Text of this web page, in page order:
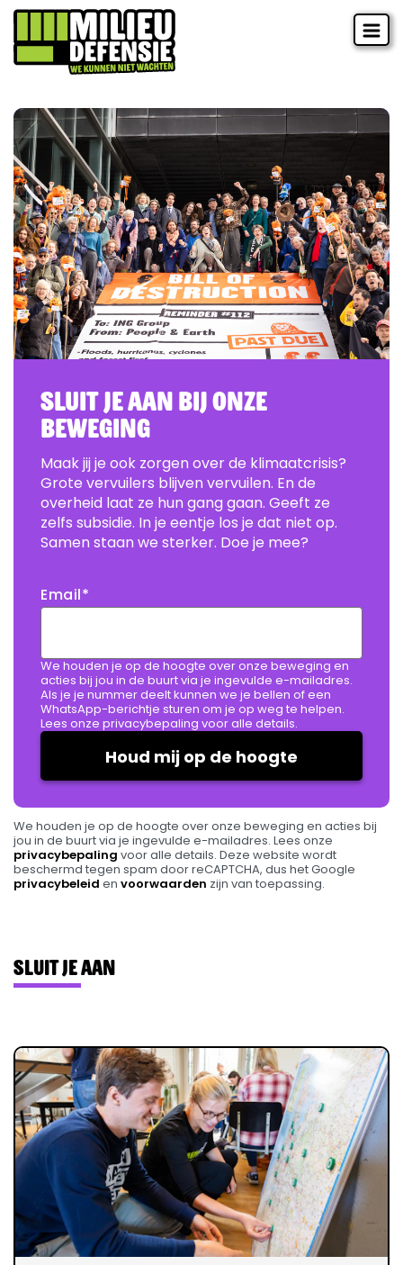
Sluit je aan bij onze
beweging
Maak jij je ook zorgen over de klimaatcrisis?
Grote vervuilers blijven vervuilen. En de
overheid laat ze hun gang gaan. Geeft ze
zelfs subsidie. In je eentje los je dat niet op.
Samen staan we sterker. Doe je mee?
Email*
We houden je op de hoogte over onze beweging en
acties bij jou in de buurt via je ingevulde e-mailadres.
Als je je nummer deelt kunnen we je bellen of een
WhatsApp-berichtje sturen om je op weg te helpen.
Lees onze privacybepaling voor alle details.
We houden je op de hoogte over onze beweging en acties bij
jou in de buurt via je ingevulde e-mailadres. Lees onze
privacybepaling voor alle details. Deze website wordt
beschermd tegen spam door reCAPTCHA, dus het Google
privacybeleid en voorwaarden zijn van toepassing.
Sluit je aan